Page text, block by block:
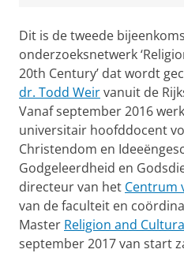
Dit is de tweede
onderzoeksnetwerk
20th Century’ dat wordt
dr. Todd Weirvanuit de
Vanaf september 2016
universitair hoofddocent
Christendom en
Godgeleerdheid en
directeur van het Centrum
van de faculteit en
Master Religion and
september 2017 van start